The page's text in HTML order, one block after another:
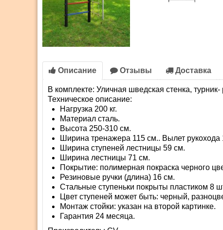
Описание Отзывы Доставка
В комплекте: Уличная шведская стенка,
Техническое описание:
Нагрузка 200 кг.
Материал сталь.
Высота 250-310 см.
Ширина тренажера 115 см.. Вылет рукохода
Ширина ступеней лестницы 59 см.
Ширина лестницы 71 см.
Покрытие: полимерная покраска черного
Резиновые ручки (длина) 16 см.
Стальные ступеньки покрыты пластиком 8
Цвет ступеней может быть: черный,
Монтаж стойки: указан на второй картинке.
Гарантия 24 месяца.